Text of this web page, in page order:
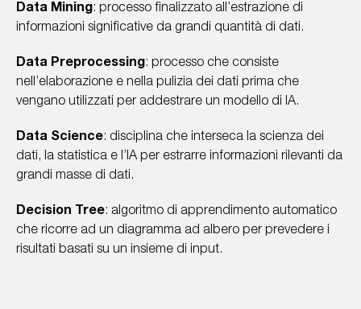
Data Mining: processo finalizzato all’estrazione di
informazioni significative da grandi quantità di dati.
Data Preprocessing: processo che consiste
nell’elaborazione e nella pulizia dei dati prima che
vengano utilizzati per addestrare un modello di IA.
Data Science: disciplina che interseca la scienza dei
dati, la statistica e l’IA per estrarre informazioni rilevanti da
grandi masse di dati.
Decision Tree: algoritmo di apprendimento automatico
che ricorre ad un diagramma ad albero per prevedere i
risultati basati su un insieme di input.